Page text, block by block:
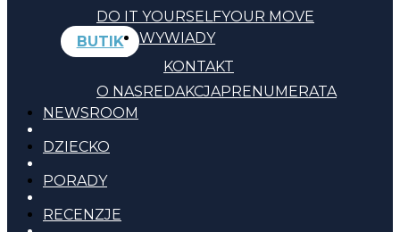
DO IT YOURSELFYOUR MOVE
BUTIK
KONTAKT
O NASREDAKCJAPRENUMERATA
WYWIADY
NEWSROOM
DZIECKO
PORADY
RECENZJE